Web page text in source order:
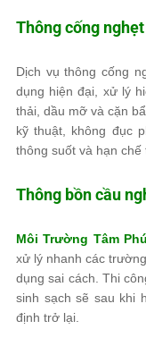
Thông cống nghẹt
Dịch vụ thông cống
dụng hiện đại, xử lý
thải, dầu mỡ và cặn
kỹ thuật, không đục
thông suốt và hạn chế
Thông bồn cầu
Môi Trường Tâm
xử lý nhanh các
dụng sai cách. Thi
sinh sạch sẽ sau khi
định trở lại.